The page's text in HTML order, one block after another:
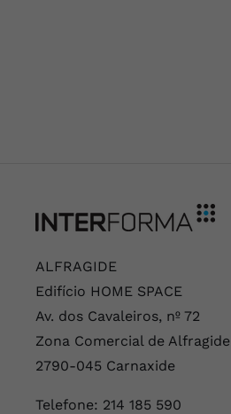
ALFRAGIDE
Edifício HOME SPACE
Av. dos Cavaleiros, nº 72
Zona Comercial de Alfragide
2790-045 Carnaxide
Telefone: 214 185 590